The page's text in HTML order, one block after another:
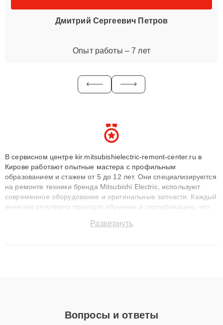
Дмитрий Сергеевич Петров
Опыт работы – 7 лет
В сервисном центре kir.mitsubishielectric-remont-center.ru в
Кирове работают опытные мастера с профильным
образованием и стажем от 5 до 12 лет. Они специализируются
на ремонте техники бренда Mitsubishi Electric, используют
современное оборудование и оригинальные запчасти. Каждый
инженер регулярно проходит обучение и сертификацию, что
восстанавливать технику с сохранением гарантии до 3 лет.
Развернуть
Вопросы и ответы